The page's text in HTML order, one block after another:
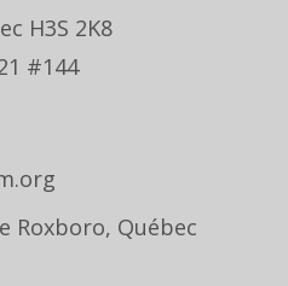
H3S 2K8
#144
Roxboro, Québec